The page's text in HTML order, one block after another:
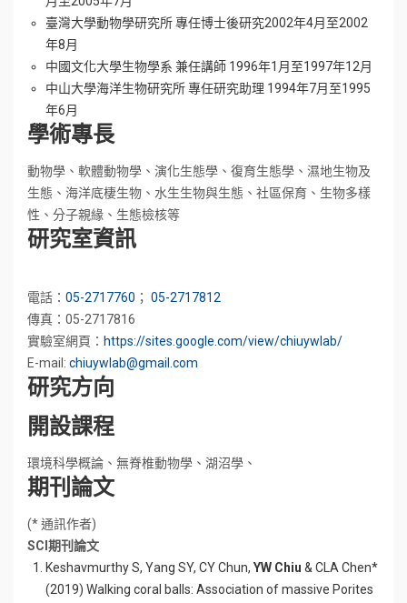
臺灣大學動物學研究所 專任博士後研究2002年4月至2002
年8月
中國文化大學生物學系 兼任講師 1996年1月至1997年12月
中山大學海洋生物研究所 專任研究助理 1994年7月至1995
年6月
學術專長
動物學、軟體動物學、演化生態學、復育生態學、濕地生物及
生態、海洋底棲生物、水生生物與生態、社區保育、生物多樣
性、分子親緣、生態檢核等
研究室資訊
電話： 05-2717760 ； 05-2717812
傳真：05-2717816
實驗室網頁： https://sites.google.com/view/chiuywlab/
E-mail: chiuywlab@gmail.com
研究方向
開設課程
環境科學概論、無脊椎動物學、湖沼學、
期刊論文
(* 通訊作者)
SCI期刊論文
Keshavmurthy S, Yang SY, CY Chun, YW Chiu & CLA Chen*
(2019) Walking coral balls: Association of massive Porites